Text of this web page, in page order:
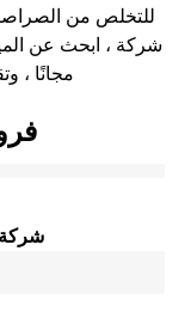
للتخلص من
شركة ، ابحث عن
مجانًا ،